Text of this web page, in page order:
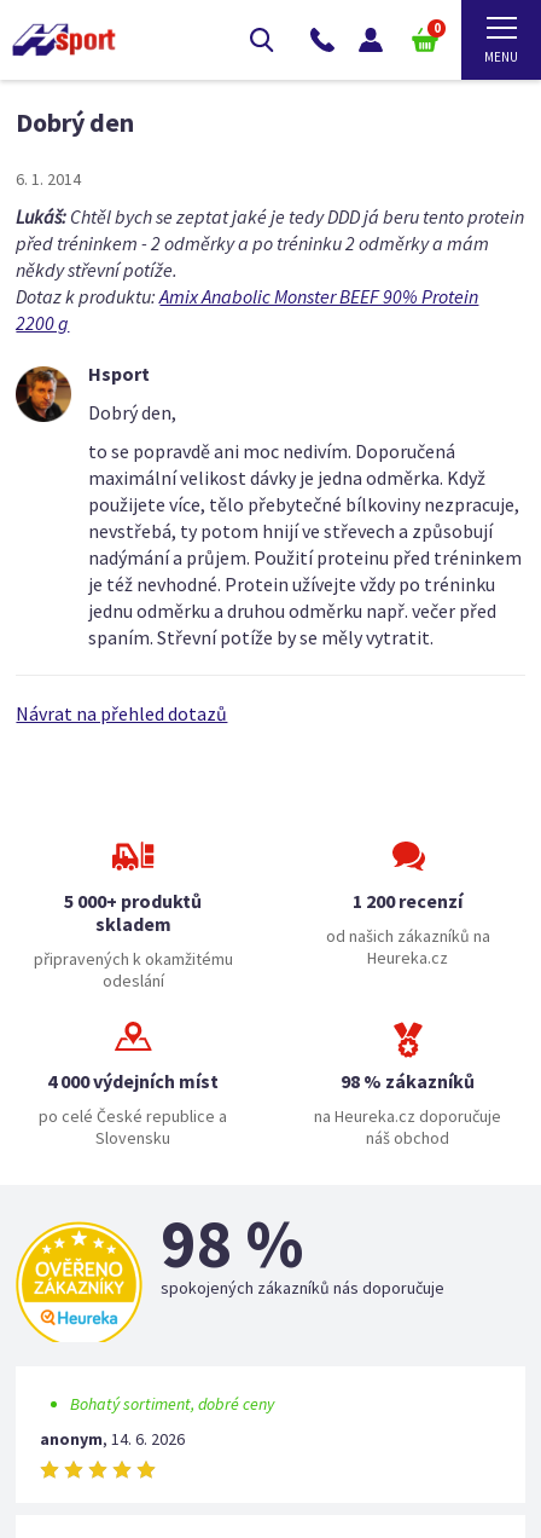
0
Dobrý den
6. 1. 2014
Lukáš: Chtěl bych se zeptat jaké je tedy DDD já beru tento protein
před tréninkem - 2 odměrky a po tréninku 2 odměrky a mám
někdy střevní potíže.
Dotaz k produktu:Amix Anabolic Monster BEEF 90% Protein
2200 g
Hsport
Dobrý den,
to se popravdě ani moc nedivím. Doporučená
maximální velikost dávky je jedna odměrka. Když
použijete více, tělo přebytečné bílkoviny nezpracuje,
nevstřebá, ty potom hnijí ve střevech a způsobují
nadýmání a průjem. Použití proteinu před tréninkem
je též nevhodné. Protein užívejte vždy po tréninku
jednu odměrku a druhou odměrku např. večer před
spaním. Střevní potíže by se měly vytratit.
Návrat na přehled dotazů
5 000+ produktů
skladem
připravených k okamžitému
odeslání
1 200 recenzí
od našich zákazníků na
Heureka.cz
4 000 výdejních míst
po celé České republice a
Slovensku
98 % zákazníků
na Heureka.cz doporučuje
náš obchod
98 %
spokojených zákazníků nás doporučuje
Bohatý sortiment, dobré ceny
anonym,14. 6. 2026